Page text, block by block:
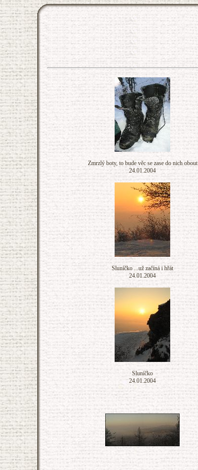
Zmrzlý boty, to bude věc se zase do nich obout
24.01.2004
Sluníčko ...už začíná i hřát
24.01.2004
Sluníčko
24.01.2004